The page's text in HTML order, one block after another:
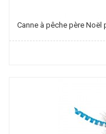
Canne à pêche père Noël